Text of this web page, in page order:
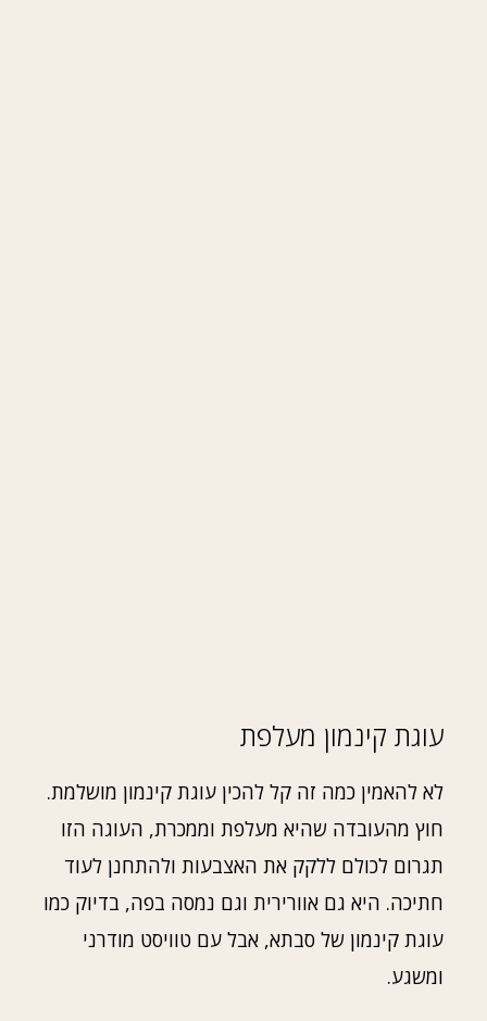
עוגת קינמון מעלפת
לא להאמין כמה זה קל להכין עוגת קינמון מושלמת.
חוץ מהעובדה שהיא מעלפת וממכרת, העוגה הזו
תגרום לכולם ללקק את האצבעות ולהתחנן לעוד
חתיכה. היא גם אוורירית וגם נמסה בפה, בדיוק כמו
עוגת קינמון של סבתא, אבל עם טוויסט מודרני
ומשגע.